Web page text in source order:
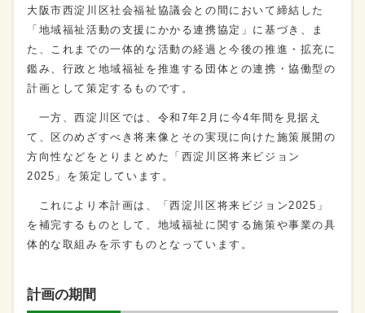
大阪市西淀川区社会福祉協議会との間において締結した
「地域福祉活動の支援にかかる連携協定」に基づき、ま
た、これまでの一体的な活動の経過と今後の推進・拡充に
鑑み、行政と地域福祉を推進する団体との連携・協働型の
計画として策定するものです。
一方、西淀川区では、令和7年2月に今4年間を見据え
て、区のめざすべき将来像とその実現に向けた施策展開の
方向性などをとりまとめた「西淀川区将来ビジョン
2025」を策定しています。
これにより本計画は、「西淀川区将来ビジョン2025」
を補完するものとして、地域福祉に関する施策や事業の具
体的な取組みを示すものとなっています。
計画の期間